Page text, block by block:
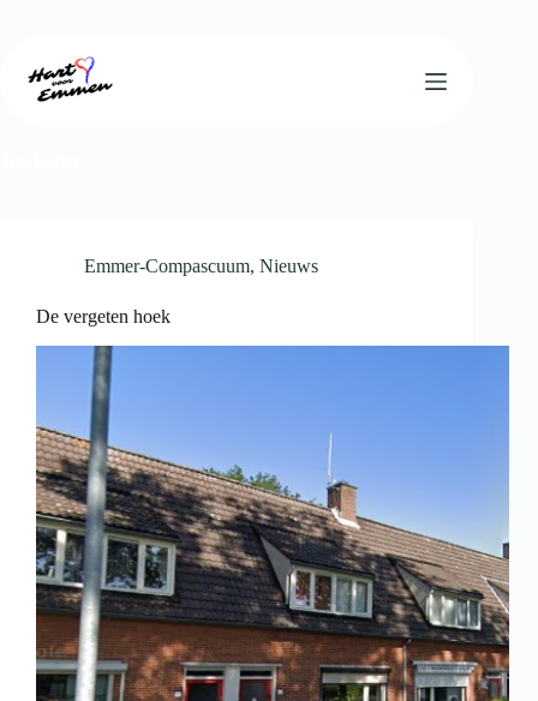
inhoud
Emmer-Compascuum, Nieuws
De vergeten hoek